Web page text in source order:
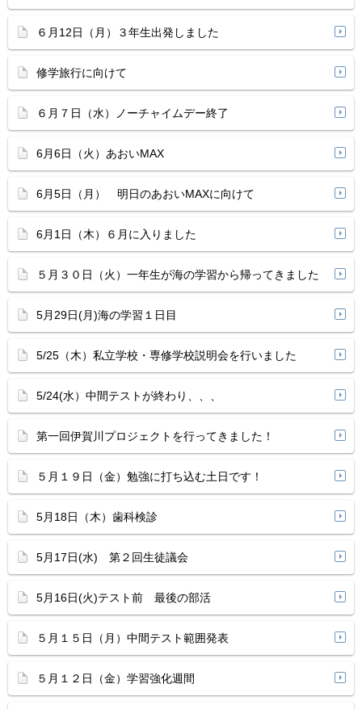
６月12日（月）３年生出発しました
修学旅行に向けて
６月７日（水）ノーチャイムデー終了
6月6日（火）あおいMAX
6月5日（月） 明日のあおいMAXに向けて
6月1日（木）６月に入りました
５月３０日（火）一年生が海の学習から帰ってきました
5月29日(月)海の学習１日目
5/25（木）私立学校・専修学校説明会を行いました
5/24(水）中間テストが終わり、、、
第一回伊賀川プロジェクトを行ってきました！
５月１９日（金）勉強に打ち込む土日です！
5月18日（木）歯科検診
5月17日(水) 第２回生徒議会
5月16日(火)テスト前 最後の部活
５月１５日（月）中間テスト範囲発表
５月１２日（金）学習強化週間